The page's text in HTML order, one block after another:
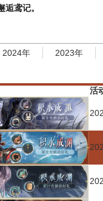
鸢记。
2024年 2023年
活